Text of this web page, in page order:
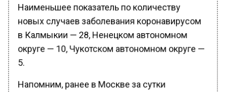
Наименьшее показатель по количеству
новых случаев заболевания коронавирусом
в Калмыкии — 28, Ненецком автономном
округе — 10, Чукотском автономном округе —
5.
Напомним, ранее в Москве за сутки